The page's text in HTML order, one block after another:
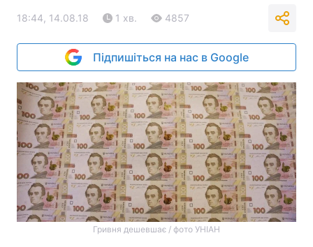
18:44, 14.08.18 1 хв. 4857
Підпишіться на нас в Google
Гривня дешевшає / фото УНІАН